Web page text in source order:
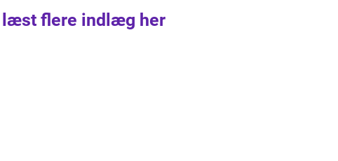
læst flere indlæg her